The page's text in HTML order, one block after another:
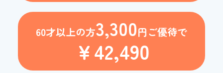
60才以上の方3,300円ご優待で
￥42,490